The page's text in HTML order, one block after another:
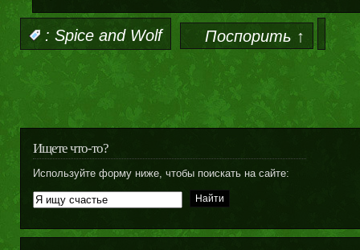
: Spice and Wolf Поспорить ↑
Ищете что-то?
Используйте форму ниже, чтобы поискать на сайте: